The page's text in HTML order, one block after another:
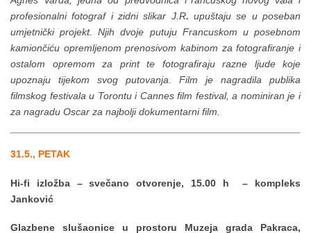
profesionalni fotograf i zidni slikar J.R.upuštaju se u poseban
umjetnički projekt. Njih dvoje putuju Francuskom u posebnom
kamiončiću opremljenom prenosivom kabinom za fotografiranje i
ostalom opremom za print te fotografiraju razne ljude koje
upoznaju tijekom svog putovanja. Film je nagradila publika
filmskog festivala u Torontu i Cannes film festival, a nominiran je i
za nagradu Oscar za najbolji dokumentarni film.
31.5., PETAK
Hi-fi izložba – svečano otvorenje, 15.00 h – kompleks
Janković
Glazbene slušaonice u prostoru Muzeja grada Pakraca,